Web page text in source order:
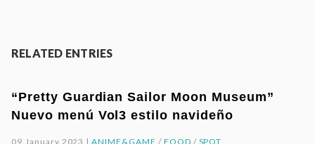
RELATED ENTRIES
“Pretty Guardian Sailor Moon Museum”
Nuevo menú Vol3 estilo navideño
09.January.2023 |ANIME&GAME / FOOD / SPOT